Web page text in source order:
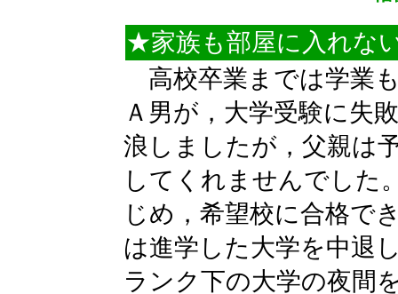
★家族も部屋に入れな
高校卒業までは学業
Ａ男が，大学受験に失
浪しましたが，父親は
してくれませんでした
じめ，希望校に合格で
は進学した大学を中退
ランク下の大学の夜間